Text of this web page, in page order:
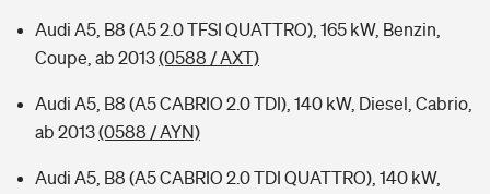
Audi A5, B8 (A5 2.0 TFSI QUATTRO), 165 kW, Benzin,
Coupe, ab 2013(0588 / AXT)
Audi A5, B8 (A5 CABRIO 2.0 TDI), 140 kW, Diesel, Cabrio,
ab 2013(0588 / AYN)
Audi A5, B8 (A5 CABRIO 2.0 TDI QUATTRO), 140 kW,